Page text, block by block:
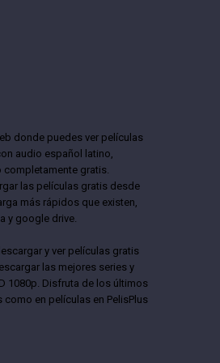
sombras (2011)
donde puedes ver películas
audio español latino,
gratis.
las películas gratis desde
más rápidos que existen,
y google drive.
y ver películas gratis
las mejores series y
1080p. Disfruta de los últimos
como en películas en PelisPlus